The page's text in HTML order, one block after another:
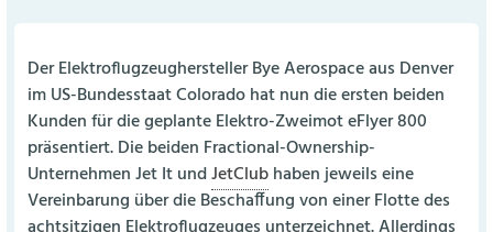
Der Elektroflugzeughersteller Bye Aerospace aus Denver
im US-Bundesstaat Colorado hat nun die ersten beiden
Kunden für die geplante Elektro-Zweimot eFlyer 800
präsentiert. Die beiden Fractional-Ownership-
Unternehmen Jet It undJetClub haben jeweils eine
Vereinbarung über die Beschaffung von einer Flotte des